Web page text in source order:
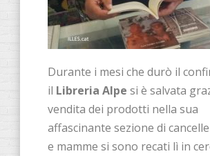
Durante i mesi che durò il
il Libreria Alpe si è salvata
vendita dei prodotti nella sua
affascinante sezione di
e mamme si sono recati lì in